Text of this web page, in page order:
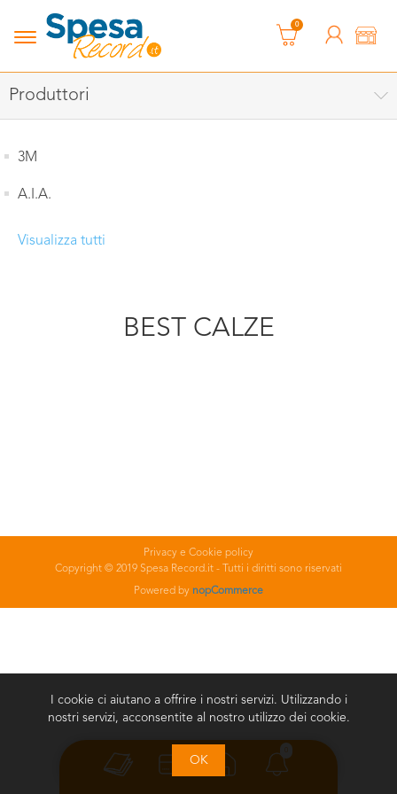
0
Produttori
3M
A.I.A.
Visualizza tutti
BEST CALZE
Privacy e Cookie policy
Copyright © 2019 Spesa Record.it - Tutti i diritti sono riservati
Powered by nopCommerce
I cookie ci aiutano a offrire i nostri servizi. Utilizzando i
nostri servizi, acconsentite al nostro utilizzo dei cookie.
OK